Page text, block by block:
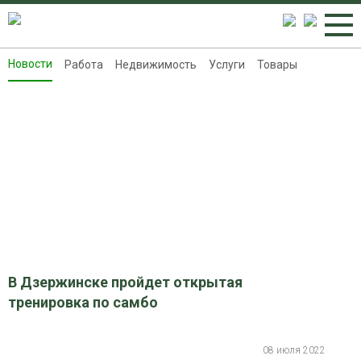
Новости
Новости Работа Недвижимость Услуги Товары
В Дзержинске пройдет открытая
тренировка по самбо
08 июля 2022